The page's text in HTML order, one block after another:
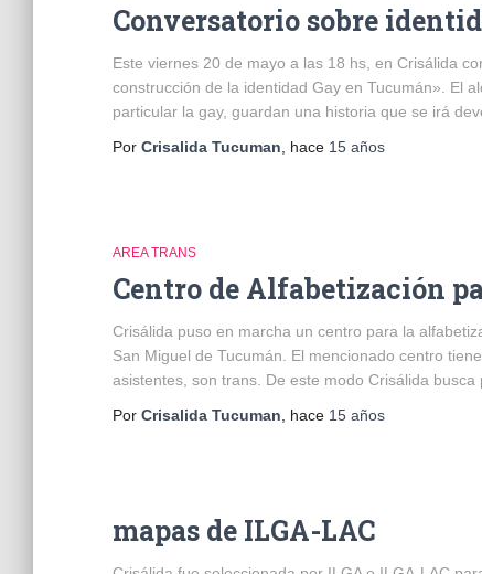
Conversatorio sobre
Este viernes 20 de mayo a las 18 hs, en Crisálida
construcción de la identidad Gay en Tucumán». El
particular la gay, guardan una historia que se irá
Por Crisalida Tucuman , hace 15 años
AREA TRANS
Centro de Alfabetización
Crisálida puso en marcha un centro para la
San Miguel de Tucumán. El mencionado centro
asistentes, son trans. De este modo Crisálida
Por Crisalida Tucuman , hace 15 años
mapas de ILGA-LAC